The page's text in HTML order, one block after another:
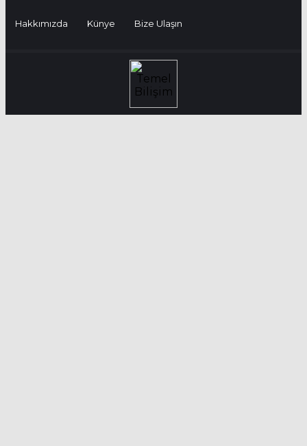
Hakkımızda Künye Bize Ulaşın